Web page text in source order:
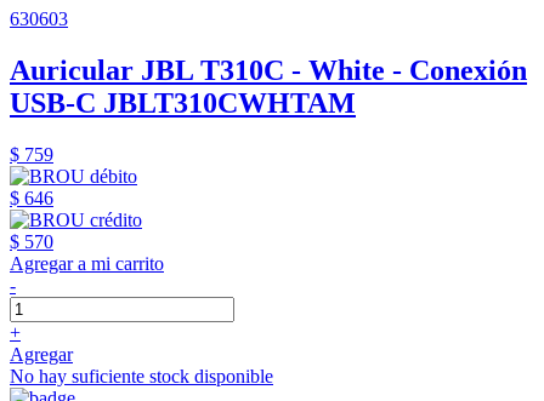
630603
Auricular JBL T310C - White - Conexión
USB-C JBLT310CWHTAM
$ 759
$ 646
$ 570
Agregar a mi carrito
-
+
Agregar
No hay suficiente stock disponible